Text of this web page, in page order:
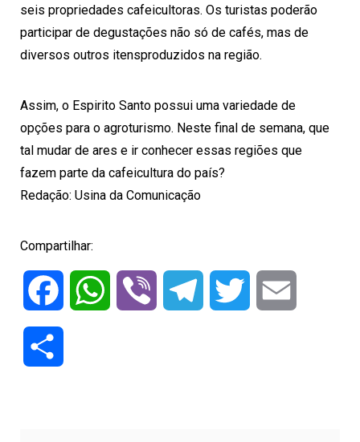
seis propriedades cafeicultoras. Os turistas poderão
participar de degustações não só de cafés, mas de
diversos outros itensproduzidos na região.
Assim, o Espirito Santo possui uma variedade de
opções para o agroturismo. Neste final de semana, que
tal mudar de ares e ir conhecer essas regiões que
fazem parte da cafeicultura do país?
Redação: Usina da Comunicação
Compartilhar:
Facebook WhatsApp Viber Telegram Twitter